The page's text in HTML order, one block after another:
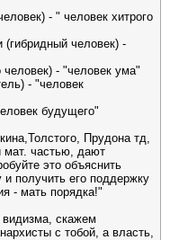
- " человек хитрого
(гибридный человек) -
- "человек ума"
- "человек
будущего"
Прудона тд,
мат. частью, дают
это объяснить
получить его поддержку
- мать порядка!"
скажем
с тобой, а власть,